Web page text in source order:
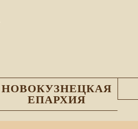
НОВОКУЗНЕЦКАЯ
ЕПАРХИЯ